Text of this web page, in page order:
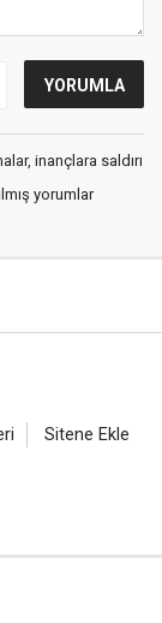
inançlara saldırı
yorumlar
Sitene Ekle